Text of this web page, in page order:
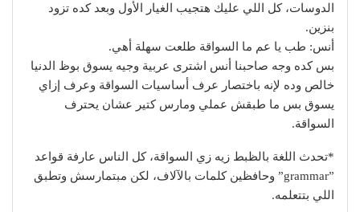
الدوسات، كل اللي عليك هتجيب الغيار الأول وبعد كده تزود
بنزين.
أنس: طب يا عم ما السواقة طلعت سهلة أهي.
بس كده وجه صاحبنا أنس اشترى عربية وجيه يسوق بوظ الدنيا
خالص وده لإنه باختصار عرف أساسيات السواقة وعرف إزاي
يسوق بس ما طبقش عملي ومارس كتير عشان يحترف
السواقة.
*تحدث اللغة بالظبط زيه زي السواقة، كل الناس عارفة قواعد
”grammar” وحافظين كلمات بالآلاف، لكن مبتمارسش وتطبق
اللي بتتعلمه.